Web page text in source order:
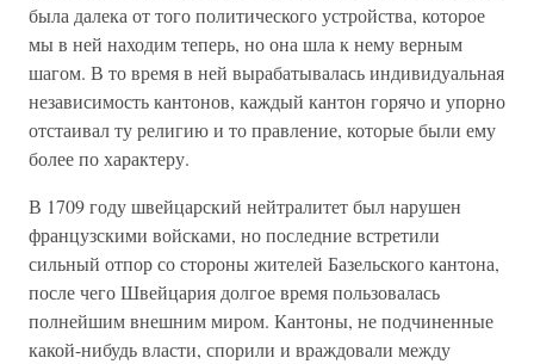
была далека от того политического устройства, которое
мы в ней находим теперь, но она шла к нему верным
шагом. В то время в ней вырабатывалась индивидуальная
независимость кантонов, каждый кантон горячо и упорно
отстаивал ту религию и то правление, которые были ему
более по характеру.
В 1709 году швейцарский нейтралитет был нарушен
французскими войсками, но последние встретили
сильный отпор со стороны жителей Базельского кантона,
после чего Швейцария долгое время пользовалась
полнейшим внешним миром. Кантоны, не подчиненные
какой-нибудь власти, спорили и враждовали между